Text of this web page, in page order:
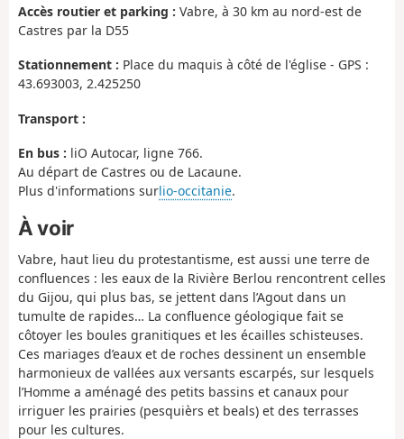
Accès routier et parking : Vabre, à 30 km au nord-est de
Castres par la D55
Stationnement : Place du maquis à côté de l'église - GPS :
43.693003, 2.425250
Transport :
En bus : liO Autocar, ligne 766.
Au départ de Castres ou de Lacaune.
Plus d'informations surlio-occitanie.
À voir
Vabre, haut lieu du protestantisme, est aussi une terre de
confluences : les eaux de la Rivière Berlou rencontrent celles
du Gijou, qui plus bas, se jettent dans l’Agout dans un
tumulte de rapides… La confluence géologique fait se
côtoyer les boules granitiques et les écailles schisteuses.
Ces mariages d’eaux et de roches dessinent un ensemble
harmonieux de vallées aux versants escarpés, sur lesquels
l’Homme a aménagé des petits bassins et canaux pour
irriguer les prairies (pesquièrs et beals) et des terrasses
pour les cultures.